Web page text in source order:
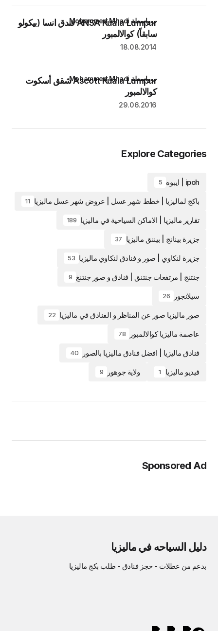
ANSA Kuala Lumpur فندق انسا (بيكولو
سابقاً) كوالالمبور
بواسطة Mohammed Mhadi
18.08.2014
Ascott Kuala Lumpur شقق أسكوت
كوالالمبور
بواسطة Mohammed Mhadi
29.06.2016
Explore Categories
ipoh | ايبوه 5
باكج لماليزيا | خطط شهر عسل | عروض شهر عسل ماليزيا 11
تقارير ماليزيا | الاماكن السياحية في ماليزيا 189
جزيرة بينانج | بيننق ماليزيا 37
جزيرة لنكاوي | صور و فنادق لنكاوي ماليزيا 53
جنتنج | مرتفعات جنتنق | فنادق و صور جنتنغ 9
سيلانجور 26
صور ماليزيا صور عن المناظر و الفنادق في ماليزيا 22
عاصمة ماليزيا كوالالمبور 78
فنادق ماليزيا | افضل فنادق ماليزيا بالصور 40
فيديو ماليزيا ولاية جوهور 9
Sponsored Ad
دليل السياحه في ماليزيا
بدعم منعطلات-حجز فنادق-طلب بكج ماليزيا